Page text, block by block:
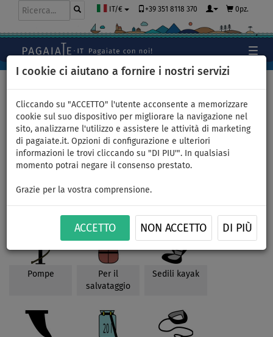
I cookie ci aiutano a fornire i nostri servizi
Cliccando su "ACCETTO" l'utente acconsente a memorizzare
cookie sul suo dispositivo per migliorare la navigazione nel
sito, analizzarne l'utilizzo e assistere le attività di marketing
di pagaiate.it. Opzioni di configurazione e ulteriori
informazioni le trovi cliccando su "DI PIU'". In qualsiasi
momento potrai negare il consenso prestato.
Grazie per la vostra comprensione.
ACCETTO NON ACCETTO DI PIÙ
IT/€ +39 351 8118 370 0pz.
Accessori per SUP, kayak
Pagaiate con i colori:
Pompe
Per il
salvataggio
Sedili kayak